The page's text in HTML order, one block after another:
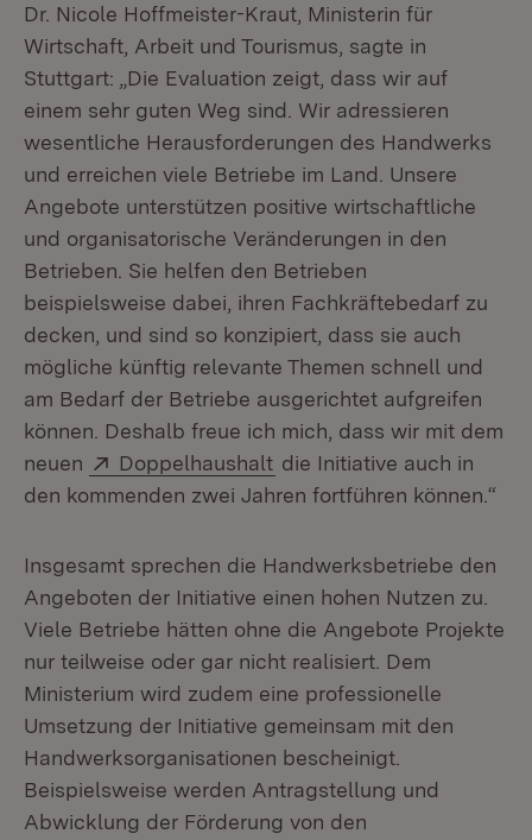
Dr. Nicole Hoffmeister-Kraut, Ministerin für
Wirtschaft, Arbeit und Tourismus, sagte in
Stuttgart: „Die Evaluation zeigt, dass wir auf
einem sehr guten Weg sind. Wir adressieren
wesentliche Herausforderungen des Handwerks
und erreichen viele Betriebe im Land. Unsere
Angebote unterstützen positive wirtschaftliche
und organisatorische Veränderungen in den
Betrieben. Sie helfen den Betrieben
beispielsweise dabei, ihren Fachkräftebedarf zu
decken, und sind so konzipiert, dass sie auch
mögliche künftig relevante Themen schnell und
am Bedarf der Betriebe ausgerichtet aufgreifen
können. Deshalb freue ich mich, dass wir mit dem
neuen
Extern:
Doppelhaushalt (Öffnet in neuem Fenster)
die Initiative auch in
den kommenden zwei Jahren fortführen können.“
Insgesamt sprechen die Handwerksbetriebe den
Angeboten der Initiative einen hohen Nutzen zu.
Viele Betriebe hätten ohne die Angebote Projekte
nur teilweise oder gar nicht realisiert. Dem
Ministerium wird zudem eine professionelle
Umsetzung der Initiative gemeinsam mit den
Handwerksorganisationen bescheinigt.
Beispielsweise werden Antragstellung und
Abwicklung der Förderung von den